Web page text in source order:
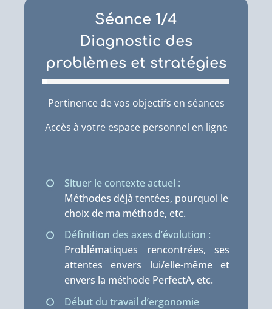
Séance 1/4
Diagnostic des
problèmes et stratégies
Pertinence de vos objectifs en séances
Accès à votre espace personnel en ligne
Situer le contexte actuel :
Méthodes déjà tentées, pourquoi le
choix de ma méthode, etc.
Définition des axes d’évolution :
Problématiques rencontrées, ses
attentes envers lui/elle-même et
envers la méthode PerfectA, etc.
Début du travail d’ergonomie